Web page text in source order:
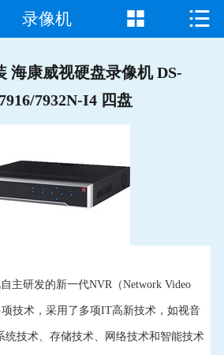
首页
产品中心
新闻资讯
录像机  
海康威视硬盘录像机 DS-
7932N-I4 四盘
主研发的新一代NVR（Network Video
项技术，采用了多项IT高新技术，如视音
统技术、存储技术、网络技术和智能技术